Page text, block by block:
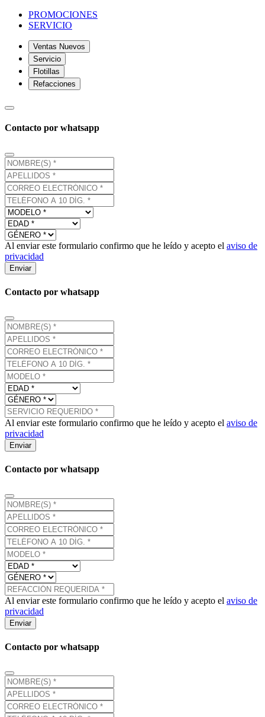
PROMOCIONES
SERVICIO
Ventas Nuevos
Servicio
Flotillas
Refacciones
Contacto por whatsapp
Al enviar este formulario confirmo que he leído y acepto el aviso de
privacidad
Enviar
Contacto por whatsapp
Al enviar este formulario confirmo que he leído y acepto el aviso de
privacidad
Enviar
Contacto por whatsapp
Al enviar este formulario confirmo que he leído y acepto el aviso de
privacidad
Enviar
Contacto por whatsapp